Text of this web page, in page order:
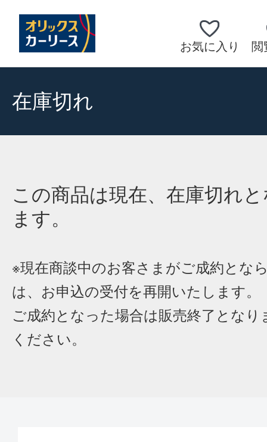
お気に入り 閲
在庫切れ
この商品は現在、在庫切れ
ます。
※現在商談中のお客さまがご成約とな
は、お申込の受付を再開いたします。
ご成約となった場合は販売終了となり
ください。